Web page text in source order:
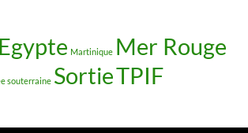
Egypte Martinique Mer Rouge
souterraine SortieTPIF